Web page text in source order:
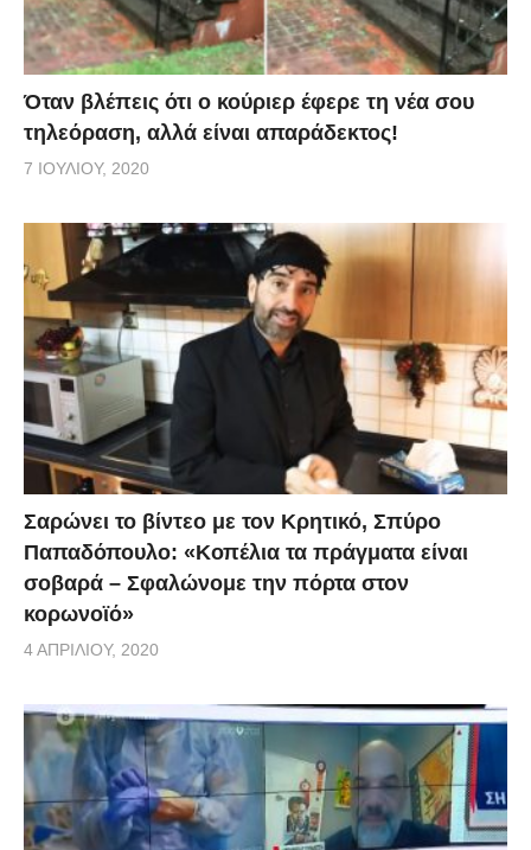
Όταν βλέπεις ότι ο κούριερ έφερε τη νέα σου
τηλεόραση, αλλά είναι απαράδεκτος!
7 ΙΟΥΛΊΟΥ, 2020
Σαρώνει το βίντεο με τον Κρητικό, Σπύρο
Παπαδόπουλο: «Κοπέλια τα πράγματα είναι
σοβαρά – Σφαλώνομε την πόρτα στον
κορωνοϊό»
4 ΑΠΡΙΛΊΟΥ, 2020